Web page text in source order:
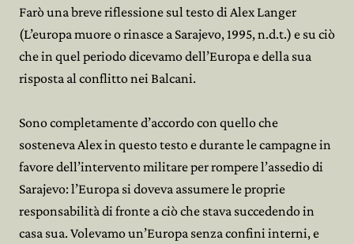
Attività e progetti
Archivio
Partecipa
Farò una breve riflessione sul testo di Alex Langer
(L’europa muore o rinasce a Sarajevo, 1995, n.d.t.) e su ciò
che in quel periodo dicevamo dell’Europa e della sua
risposta al conflitto nei Balcani.
Sono completamente d’accordo con quello che
sosteneva Alex in questo testo e durante le campagne in
favore dell’intervento militare per rompere l’assedio di
Sarajevo: l’Europa si doveva assumere le proprie
responsabilità di fronte a ciò che stava succedendo in
casa sua. Volevamo un’Europa senza confini interni, e